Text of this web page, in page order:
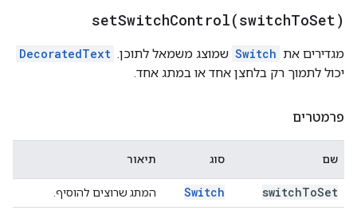
setSwitchControl(switchToSet)
מגדירים את Switch שמוצג משמאל לתוכן. DecoratedText
יכול לתמוך רק בלחצן אחד או במתג אחד.
פרמטרים
שם סוג תיאור
switchToSet
Switch המתג שרוצים להוסיף.